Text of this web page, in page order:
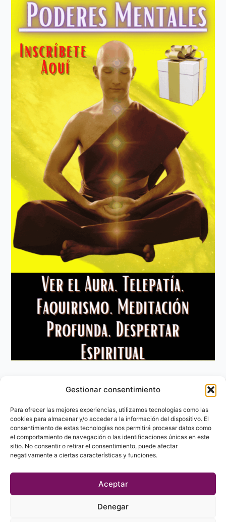
Gestionar consentimiento
Para ofrecer las mejores experiencias, utilizamos tecnologías como las
cookies para almacenar y/o acceder a la información del dispositivo. El
consentimiento de estas tecnologías nos permitirá procesar datos como
el comportamiento de navegación o las identificaciones únicas en este
sitio. No consentir o retirar el consentimiento, puede afectar
negativamente a ciertas características y funciones.
Aceptar
Denegar
Aviso Legal
Política de privacidad
Política de Cookies
Contacto